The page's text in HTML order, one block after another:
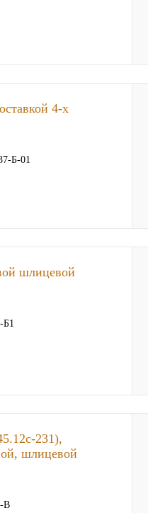
4-х
Б-01
шлицевой
Б1
231),
шлицевой
В